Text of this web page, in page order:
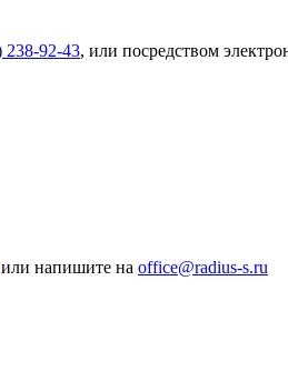
238-92-43, или посредством
или напишите на office@radius-s.ru